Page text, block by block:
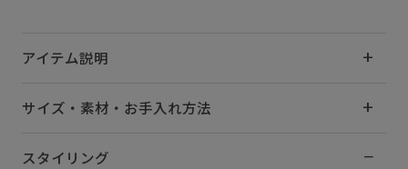
アイテム説明
サイズ・素材・お手入れ方法
スタイリング